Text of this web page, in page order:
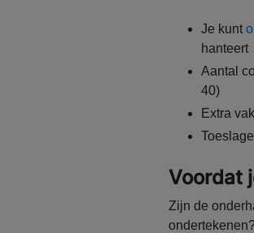
Je kunt
hanteert
Aantal
40)
Extra
Voordat
Zijn de